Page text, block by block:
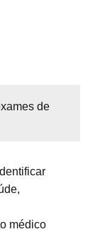
de
médico